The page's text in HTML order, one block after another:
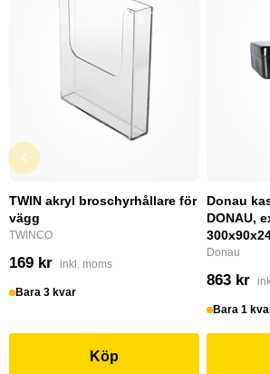
TWIN akryl broschyrhållare för
vägg
TWINCO
169 kr inkl. moms
Bara 3 kvar
Köp
Donau
DONAU,
Donau
863 kr
Bara 1